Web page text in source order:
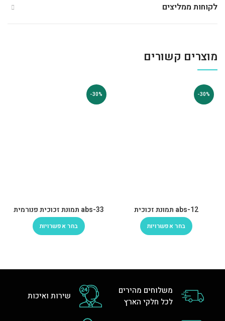
לקוחות ממליצים
מוצרים קשורים
-30%
abs-12 תמונת זכוכית
בחר אפשרויות
-30%
abs-33 תמונת זכוכית פנורמית
בחר אפשרויות
משלוחים מהירים
לכל חלקי הארץ
שירות ואיכות